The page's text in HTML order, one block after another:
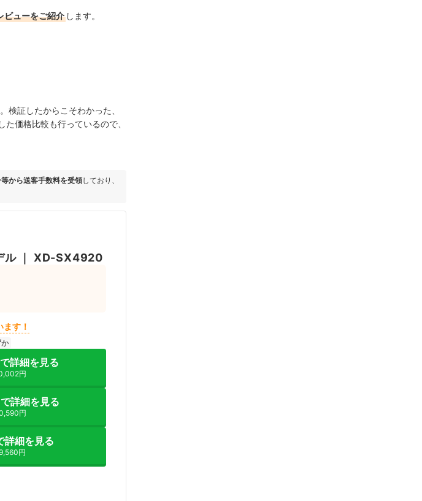
ビューをご紹介 します。
。検証したからこそわかった、
価格比較も行っているので、
から送客手数料を受領しており、
ル｜ XD-SX4920
す！
詳細を見る
円
詳細を見る
円
詳細を見る
円